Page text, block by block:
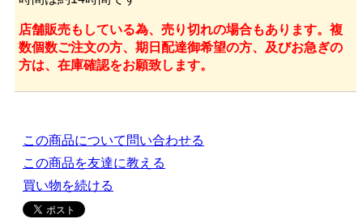
店舗販売もしている為、売り切れの場合もあります。複
数個数ご注文の方、期日配達御希望の方、及びお急ぎの
方は、在庫確認をお願致します。
この商品について問い合わせる
この商品を友達に教える
買い物を続ける